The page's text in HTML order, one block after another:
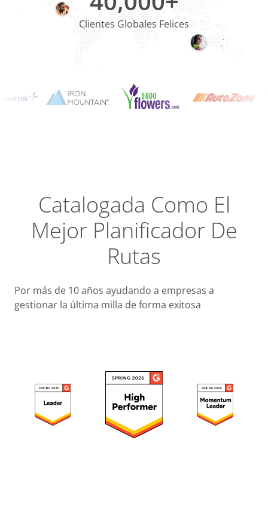
Clientes Globales Felices
Catalogada Como El
Mejor Planificador De
Rutas
Por más de 10 años ayudando a empresas a
gestionar la última milla de forma exitosa